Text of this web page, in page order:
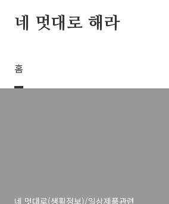
네 멋대로 해라
홈
네 멋대로(생활정보)/일상제품관련